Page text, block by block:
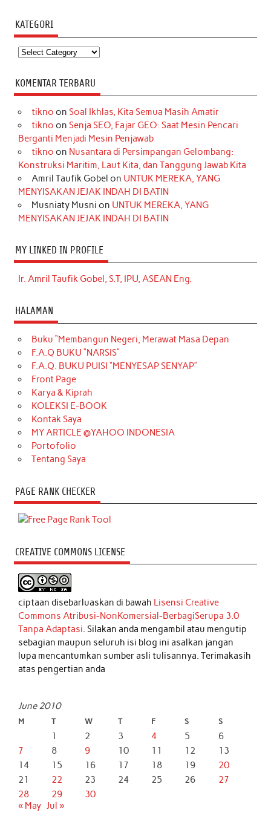
KATEGORI
Kategori
KOMENTAR TERBARU
tikno on Soal Ikhlas, Kita Semua Masih Amatir
tikno on Senja SEO, Fajar GEO: Saat Mesin Pencari
Berganti Menjadi Mesin Penjawab
tikno on Nusantara di Persimpangan Gelombang:
Konstruksi Maritim, Laut Kita, dan Tanggung Jawab Kita
Amril Taufik Gobel on UNTUK MEREKA, YANG
MENYISAKAN JEJAK INDAH DI BATIN
Musniaty Musni on UNTUK MEREKA, YANG
MENYISAKAN JEJAK INDAH DI BATIN
MY LINKED IN PROFILE
Ir. Amril Taufik Gobel, S.T, IPU, ASEAN Eng.
HALAMAN
Buku “Membangun Negeri, Merawat Masa Depan
F.A.Q BUKU “NARSIS”
F.A.Q. BUKU PUISI “MENYESAP SENYAP”
Front Page
Karya & Kiprah
KOLEKSI E-BOOK
Kontak Saya
MY ARTICLE @YAHOO INDONESIA
Portofolio
Tentang Saya
PAGE RANK CHECKER
CREATIVE COMMONS LICENSE
ciptaan disebarluaskan di bawah Lisensi Creative
Commons Atribusi-NonKomersial-BerbagiSerupa 3.0
Tanpa Adaptasi. Silakan anda mengambil atau mengutip
sebagian maupun seluruh isi blog ini asalkan jangan
lupa mencantumkan sumber asli tulisannya. Terimakasih
atas pengertian anda
June 2010
M T W T F S S
1 2 3 4 5
6
7
8 9 10 11 12
13
14
15 16 17 18 19
20
21
22 23 24 25 26
27
28
29
30
« May Jul »